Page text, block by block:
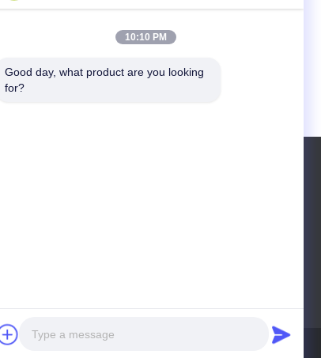
আমাদের দক্ষতা এবং ক্ষমতা রয়েছে।
কিভাবে আপনার পরবর্তী প্রকল্পে আপনাকে সাহায্য করতে পারি
Ltd . সমস্ত অধিকার সংরক্ষিত.
10:10 PM
Good day, what product are you looking
for?